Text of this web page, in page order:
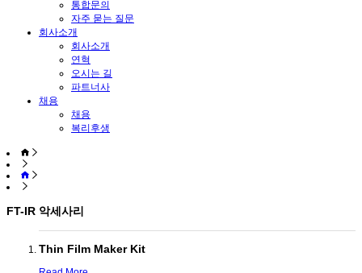
통합문의
자주 묻는 질문
회사소개
회사소개
연혁
오시는 길
파트너사
채용
채용
복리후생
FT-IR 악세사리
Thin Film Maker Kit